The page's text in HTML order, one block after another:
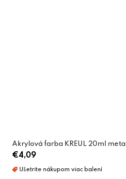
Akrylová farba KREUL 20ml
€4,09